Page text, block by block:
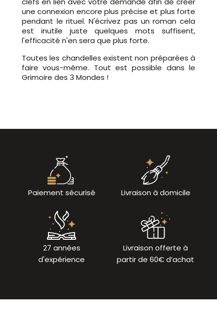
une connexion encore plus précise et plus forte
pendant le rituel. N'écrivez pas un roman cela
est inutile juste quelques mots suffisent,
l'efficacité n'en sera que plus forte.
Toutes les chandelles existent non préparées à
faire vous-même. Tout est possible dans le
Grimoire des 3 Mondes !
Paiement sécurisé Livraison à domicile
27 années
d'expérience
Livraison offerte à
partir de 60€ d’achat